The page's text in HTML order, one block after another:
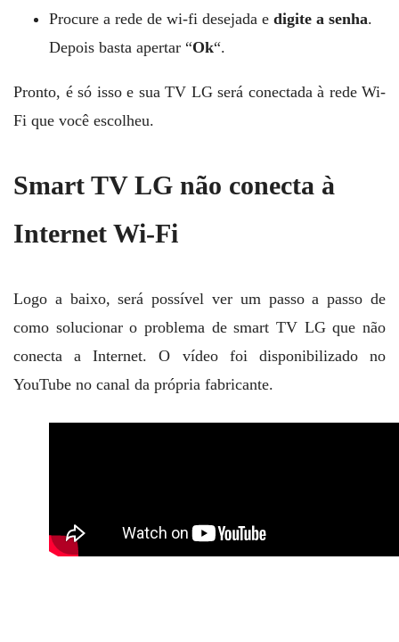
Procure a rede de wi-fi desejada e digite a senha.
Depois basta apertar “Ok“.
Pronto, é só isso e sua TV LG será conectada à rede Wi-
Fi que você escolheu.
Smart TV LG não conecta à
Internet Wi-Fi
Logo a baixo, será possível ver um passo a passo de
como solucionar o problema de smart TV LG que não
conecta a Internet. O vídeo foi disponibilizado no
YouTube no canal da própria fabricante.